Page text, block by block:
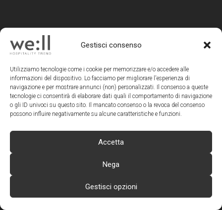
Gestisci consenso
Utilizziamo tecnologie come i cookie per memorizzare e/o accedere alle
informazioni del dispositivo. Lo facciamo per migliorare l'esperienza di
navigazione e per mostrare annunci (non) personalizzati. Il consenso a queste
tecnologie ci consentirà di elaborare dati quali il comportamento di navigazione
o gli ID univoci su questo sito. Il mancato consenso o la revoca del consenso
possono influire negativamente su alcune caratteristiche e funzioni.
Accetta
Nega
Gestisci opzioni
HOSPITALITY
TREND
we:ll magazine è un progetto
editoriale di Teamwork SRL
Direzione Editoriale, Redazione,
Amministrazione, Pubblicità |
47923 RIMINI | Tel +39 0541 57474
Direttore Responsabile:Laura F. Verdi
Elisa Cimatti e Vanessa